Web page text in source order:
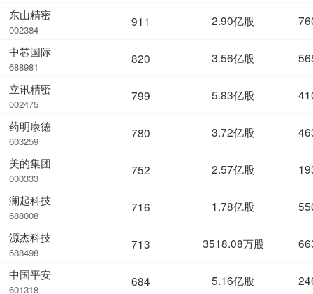
东山精密
002384
中芯国际
688981
立讯精密
002475
药明康德
603259
美的集团
000333
澜起科技
688008
源杰科技
688498
中国平安
601318
911 2.90亿股
820 3.56亿股
799 5.83亿股
780 3.72亿股
752 2.57亿股
716 1.78亿股
713 3518.08万股
684 5.16亿股